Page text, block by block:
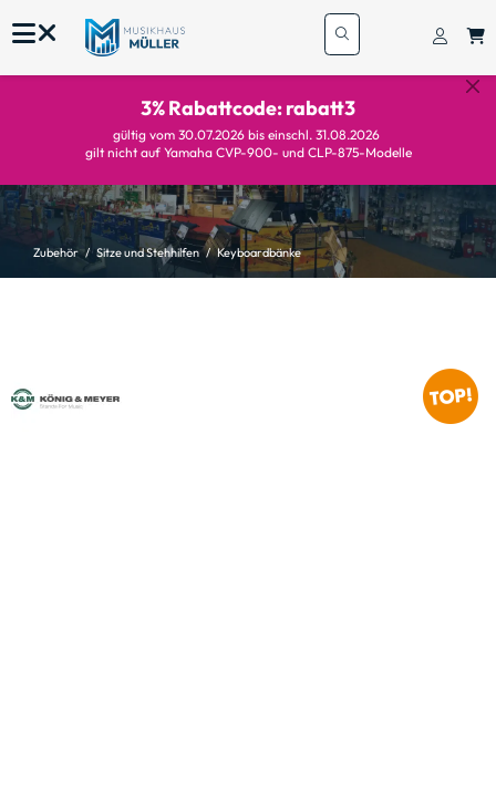
3% Rabattcode: rabatt3
gültig vom 30.07.2026 bis einschl. 31.08.2026
gilt nicht auf Yamaha CVP-900- und CLP-875-Modelle
Zubehör Sitze und Stehhilfen Keyboardbänke